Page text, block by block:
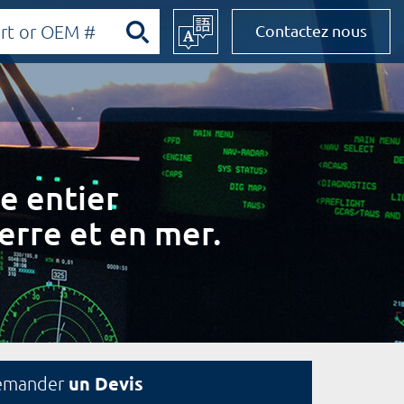
Contactez nous
entier
et en mer.
un Devis